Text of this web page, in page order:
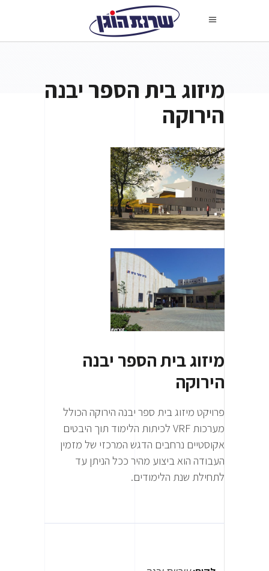
מיזוג בית הספר יבנה
הירוקה
מיזוג בית הספר יבנה
הירוקה
פרויקט מיזוג בית ספר יבנה הירוקה הכולל
מערכות VRF לכיתות הלימוד תוך היבטים
אקוסטיים נרחבים הדגש המרכזי של מזמין
העבודה הוא ביצוע מהיר ככל הניתן עד
לתחילת שנת הלימודים.